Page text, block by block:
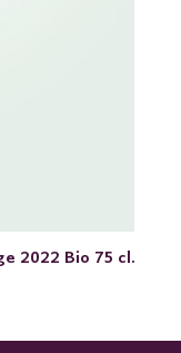
2022 Bio 75 cl.